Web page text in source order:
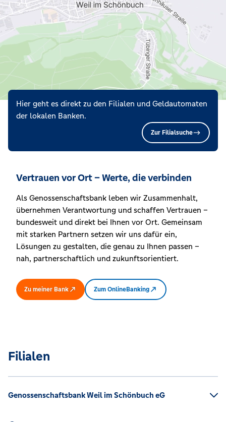
Hier geht es direkt zu den Filialen und Geldautomaten
der lokalen Banken.
Zur Filialsuche
Vertrauen vor Ort – Werte, die verbinden
Als Genossenschaftsbank leben wir Zusammenhalt,
übernehmen Verantwortung und schaffen Vertrauen –
bundesweit und direkt bei Ihnen vor Ort. Gemeinsam
mit starken Partnern setzen wir uns dafür ein,
Lösungen zu gestalten, die genau zu Ihnen passen –
nah, partnerschaftlich und zukunftsorientiert.
Zu meiner Bank Zum OnlineBanking
Filialen
Genossenschaftsbank Weil im Schönbuch eG